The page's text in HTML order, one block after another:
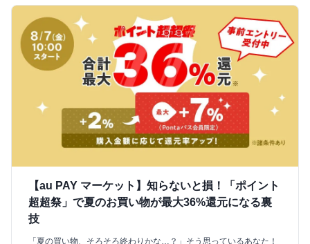
【au PAY マーケット】知らないと損！「ポイント
超超祭」で夏のお買い物が最大36%還元になる裏
技
「夏の買い物、そろそろ終わりかな…？」そう思っているあなた！